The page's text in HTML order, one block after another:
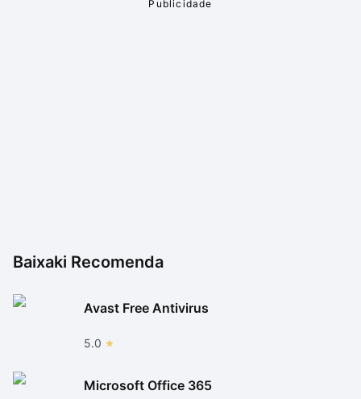
retirar os objetos se for preciso.
Baixaki Recomenda
Avast Free Antivirus
5.0
Microsoft Office 365